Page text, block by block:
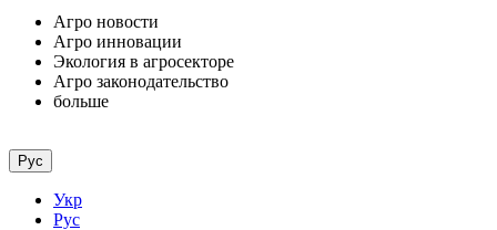
Агро новости
Агро инновации
Экология в агросекторе
Агро законодательство
больше
Рус
Укр
Рус